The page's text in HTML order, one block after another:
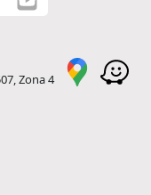
Zona 4